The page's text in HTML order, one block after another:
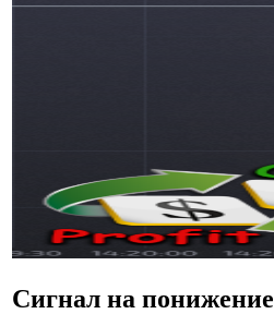
Сигнал на понижение